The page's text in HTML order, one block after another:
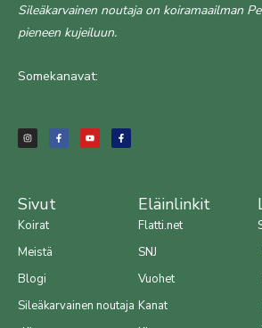
Sileäkarvainen noutaja on koiramaailman
pieneen kujeiluun.
Somekanavat:
s
t
a
c
e
b
u
t
u
c
e
b
Sivut
Koirat
Meistä
Blogi
Sileäkarvainen noutaja
Eläinlinkit
Flatti.net
SNJ
Vuohet
Kanat